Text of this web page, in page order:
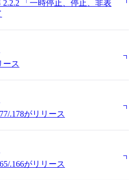
「一時停止、停止、非表
ース
.178がリリース
.166がリリース